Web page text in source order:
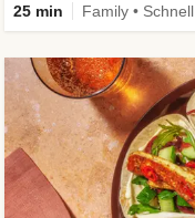
25 min Family • Schnell